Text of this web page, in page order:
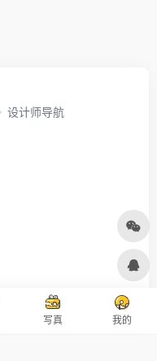
写真 我的
设计师导航
5 Designed by 设计资源